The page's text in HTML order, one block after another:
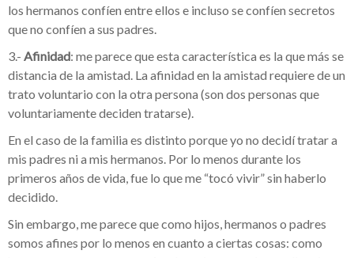
los hermanos confíen entre ellos e incluso se confíen secretos
que no confíen a sus padres.
3.- Afinidad: me parece que esta característica es la que más se
distancia de la amistad. La afinidad en la amistad requiere de un
trato voluntario con la otra persona (son dos personas que
voluntariamente deciden tratarse).
En el caso de la familia es distinto porque yo no decidí tratar a
mis padres ni a mis hermanos. Por lo menos durante los
primeros años de vida, fue lo que me “tocó vivir” sin haberlo
decidido.
Sin embargo, me parece que como hijos, hermanos o padres
somos afines por lo menos en cuanto a ciertas cosas: como